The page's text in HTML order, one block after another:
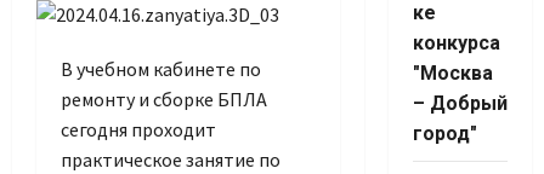
В учебном кабинете по
ремонту и сборке БПЛА
сегодня проходит
практическое занятие по
ке
конкурса
"Москва
– Добрый
город"
Channel ID